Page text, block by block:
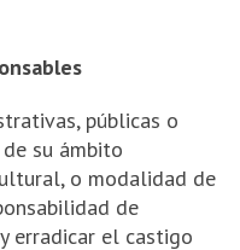
públicas o
su ámbito
o modalidad de
de
erradicar el castigo